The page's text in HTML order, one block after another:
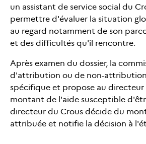
un assistant de service social du
permettre d'évaluer la situation
au regard notamment de son
et des difficultés qu'il rencontre.
Après examen du dossier, la
d'attribution ou de non-
spécifique et propose au directeur
montant de l'aide susceptible
directeur du Crous décide du
attribuée et notifie la décision à